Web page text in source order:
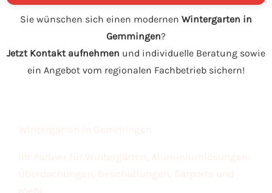
Sie wünschen sich einen modernen Wintergarten in
Gemmingen?
Jetzt Kontakt aufnehmen und individuelle Beratung sowie
ein Angebot vom regionalen Fachbetrieb sichern!
Wintergarten in Gemmingen
Ihr Partner für Wintergärten, Aluminiumlösungen:
Überdachungen, Beschattungen, Carports und